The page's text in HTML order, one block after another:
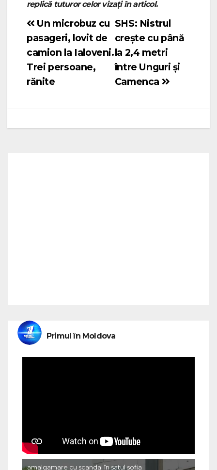
replică tuturor celor vizați în articol.
Navigare
în
articole
SHS: Nistrul
crește cu până
la 2,4 metri
între Unguri și
Camenca
Un microbuz cu
pasageri, lovit de
camion la Ialoveni.
Trei persoane,
rănite
Primul în Moldova
amalgamare cu scandal în satul sofia